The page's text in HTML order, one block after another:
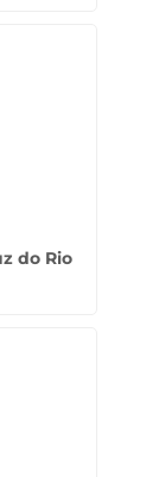
do Rio